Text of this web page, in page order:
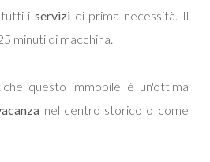
tutti iservizi di prima necessità. Il
minuti di macchina.
questo immobile è un'ottima
nel centro storico o come